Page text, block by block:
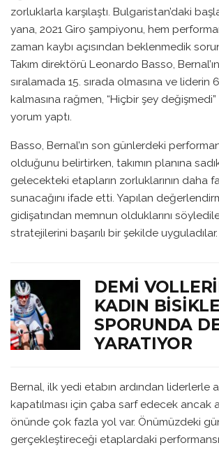
zorluklarla karşılaştı. Bulgaristan’daki
yana, 2021 Giro şampiyonu, hem
zaman kaybı açısından beklenmedik
Takım direktörü Leonardo Basso,
sıralamada 15. sırada olmasına ve liderin
kalmasına rağmen, “Hiçbir şey
yorum yaptı.
Basso, Bernal’ın son günlerdeki
olduğunu belirtirken, takımın planına
gelecekteki etapların zorluklarının daha
sunacağını ifade etti. Yapılan
gidişatından memnun olduklarını
stratejilerini başarılı bir şekilde uyguladılar.
DEMI
KADIN
SPORUNDA
YARATIYOR
Bernal, ilk yedi etabın ardından liderlerle
kapatılması için çaba sarf edecek ancak
önünde çok fazla yol var. Önümüzdeki
gerçekleştireceği etaplardaki performansı,